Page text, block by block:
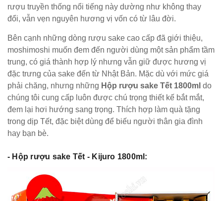
rượu truyền thống nổi tiếng này dường như không thay
đổi, vẫn vẹn nguyên hương vị vốn có từ lâu đời.
Bên cạnh những dòng rượu sake cao cấp đã giới thiệu,
moshimoshi muốn đem đến người dùng một sản phẩm tầm
trung, có giá thành hợp lý nhưng vẫn giữ được hương vị
đặc trưng của sake đến từ Nhật Bản. Mặc dù với mức giá
phải chăng, nhưng những Hộp rượu sake Tết 1800ml do
chúng tôi cung cấp luôn được chú trọng thiết kế bắt mắt,
đem lại hơi hướng sang trọng. Thích hợp làm quà tặng
trong dịp Tết, đặc biệt dùng để biếu người thân gia đình
hay bạn bè.
- Hộp rượu sake Tết - Kijuro 1800ml: